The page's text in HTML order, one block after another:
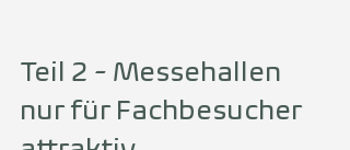
Teil 2 - Messehallen
nur für Fachbesucher